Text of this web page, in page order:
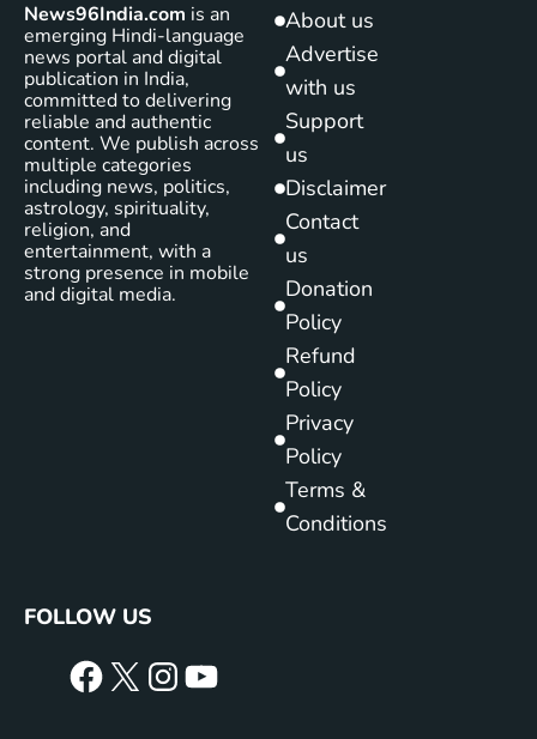
News96India.com is an
emerging Hindi-language
news portal and digital
publication in India,
committed to delivering
reliable and authentic
content. We publish across
multiple categories
including news, politics,
astrology, spirituality,
religion, and
entertainment, with a
strong presence in mobile
and digital media.
About us
Advertise
with us
Support
us
Disclaimer
Contact
us
Donation
Policy
Refund
Policy
Privacy
Policy
Terms &
Conditions
FOLLOW US